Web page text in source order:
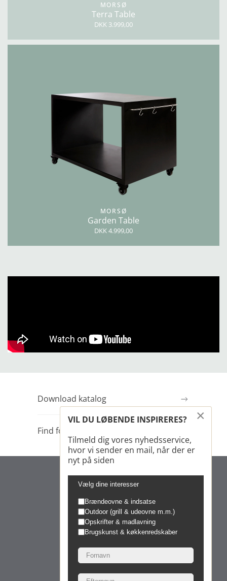
MORSØ
Terra Table
DKK 3.999,00
MORSØ
Garden Table
DKK 4.999,00
Download katalog
Find forhandler
Morsø Jernstøberi A/S
×
VIL DU LØBENDE INSPIRERES?
Tilmeld dig vores nyhedsservice,
hvor vi sender en mail, når der er
nyt på siden
Vælg dine interesser
Brændeovne & indsatse
Outdoor (grill & udeovne m.m.)
Opskrifter & madlavning
Brugskunst & køkkenredskaber